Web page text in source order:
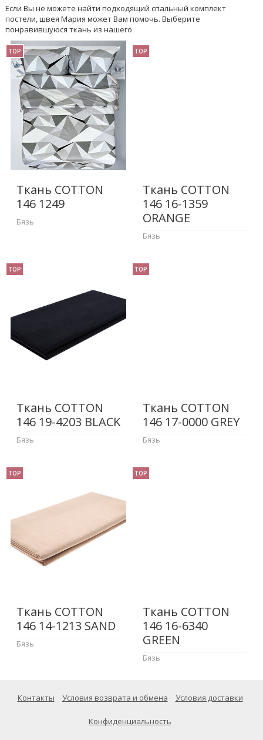
Если Вы не можете найти подходящий спальный комплект
постели, швея Мария может Вам помочь. Выберите
понравившуюся ткань из нашего
TOP
Ткань COTTON
146 1249
Бязь
TOP
Ткань COTTON
146 16-1359
ORANGE
Бязь
TOP
Ткань COTTON
146 19-4203 BLACK
Бязь
TOP
Ткань COTTON
146 17-0000 GREY
Бязь
TOP
Ткань COTTON
146 14-1213 SAND
Бязь
TOP
Ткань COTTON
146 16-6340
GREEN
Бязь
Контакты Условия возврата и обмена Условия доставки
Конфиденциальность